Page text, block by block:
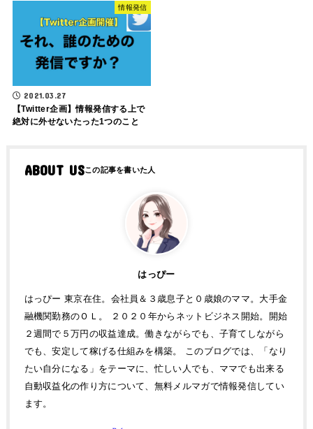
情報発信
2021.03.27
【Twitter企画】情報発信する上で
絶対に外せないたった1つのこと
ABOUT US
はっぴー
はっぴー 東京在住。会社員＆３歳息子と０歳娘のママ。大手金
融機関勤務のＯＬ。 ２０２０年からネットビジネス開始。開始
２週間で５万円の収益達成。働きながらでも、子育てしながら
でも、安定して稼げる仕組みを構築。 このブログでは、「なり
たい自分になる」をテーマに、忙しい人でも、ママでも出来る
自動収益化の作り方について、無料メルマガで情報発信してい
ます。